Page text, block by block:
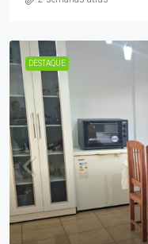
DESTAQUE